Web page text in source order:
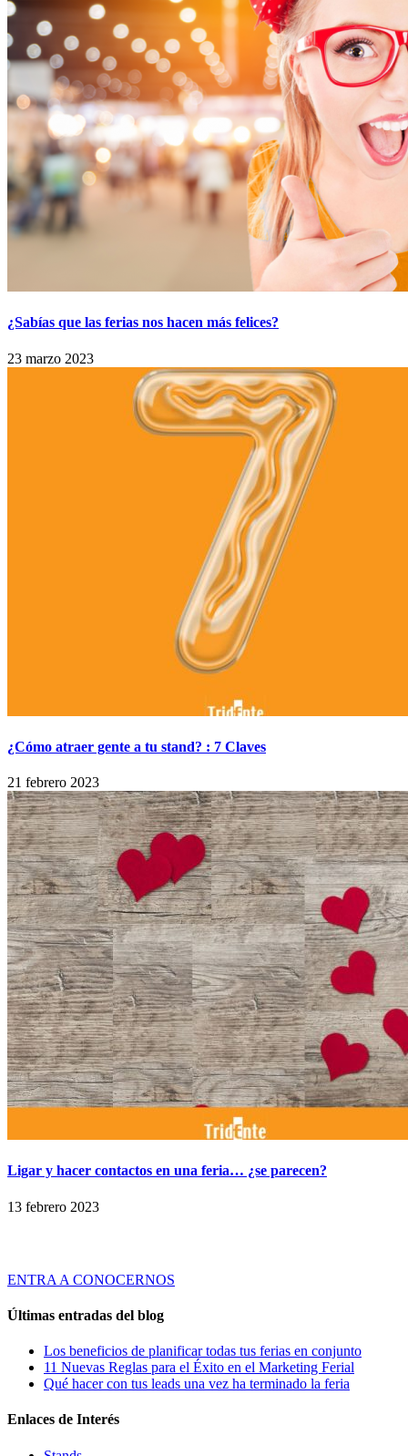
¿Sabías que las ferias nos hacen más felices?
23 marzo 2023
¿Cómo atraer gente a tu stand? : 7 Claves
21 febrero 2023
Ligar y hacer contactos en una feria… ¿se parecen?
13 febrero 2023
ENTRA A CONOCERNOS
Últimas entradas del blog
Los beneficios de planificar todas tus ferias en conjunto
11 Nuevas Reglas para el Éxito en el Marketing Ferial
Qué hacer con tus leads una vez ha terminado la feria
Enlaces de Interés